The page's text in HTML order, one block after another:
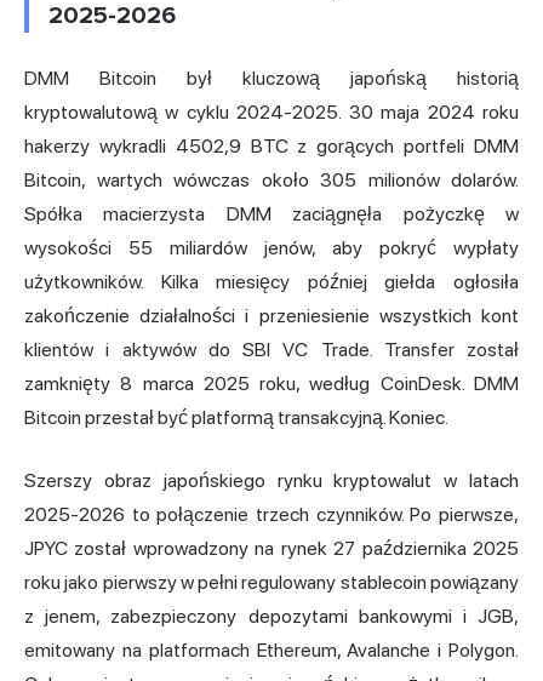
2025-2026
DMM Bitcoin był kluczową japońską historią
kryptowalutową w cyklu 2024-2025. 30 maja 2024 roku
hakerzy wykradli 4502,9 BTC z gorących portfeli DMM
Bitcoin, wartych wówczas około 305 milionów dolarów.
Spółka macierzysta DMM zaciągnęła pożyczkę w
wysokości 55 miliardów jenów, aby pokryć wypłaty
użytkowników. Kilka miesięcy później giełda ogłosiła
zakończenie działalności i przeniesienie wszystkich kont
klientów i aktywów do SBI VC Trade. Transfer został
zamknięty 8 marca 2025 roku, według CoinDesk. DMM
Bitcoin przestał być platformą transakcyjną. Koniec.
Szerszy obraz japońskiego rynku kryptowalut w latach
2025-2026 to połączenie trzech czynników. Po pierwsze,
JPYC został wprowadzony na rynek 27 października 2025
roku jako pierwszy w pełni regulowany stablecoin powiązany
z jenem, zabezpieczony depozytami bankowymi i JGB,
emitowany na platformach Ethereum, Avalanche i Polygon.